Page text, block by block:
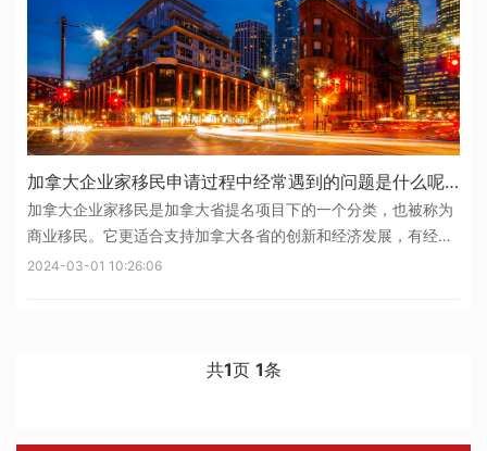
加拿大企业家移民申请过程中经常遇到的问题是什么呢？
加拿大企业家移民是加拿大省提名项目下的一个分类，也被称为
商业移民。它更适合支持加拿大各省的创新和经济发展，有经验
的企业家申请。申请人可以投资和管理该省的一家新企业或现有
2024-03-01 10:26:06
共1页 1条